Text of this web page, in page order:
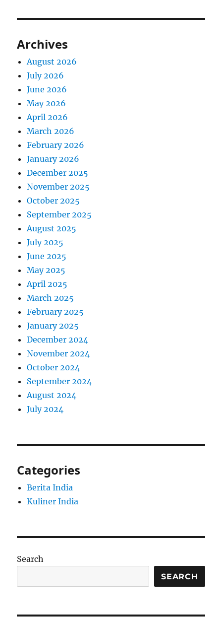
Archives
August 2026
July 2026
June 2026
May 2026
April 2026
March 2026
February 2026
January 2026
December 2025
November 2025
October 2025
September 2025
August 2025
July 2025
June 2025
May 2025
April 2025
March 2025
February 2025
January 2025
December 2024
November 2024
October 2024
September 2024
August 2024
July 2024
Categories
Berita India
Kuliner India
Search
SEARCH